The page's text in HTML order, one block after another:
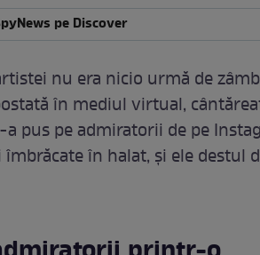
pe Discover
nu era nicio urmă de
în mediul virtual,
pus pe admiratorii de pe
în halat, și ele destul